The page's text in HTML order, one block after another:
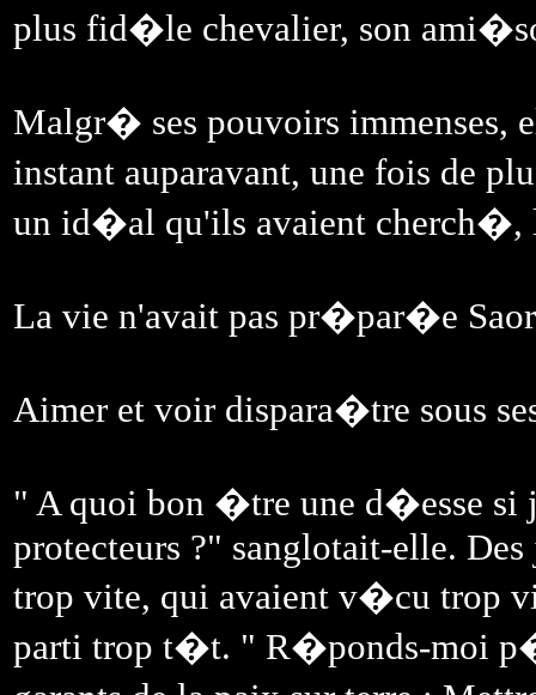
plus fid�le chevalier, son
Malgr� ses pouvoirs immenses,
instant auparavant, une fois de
un id�al qu'ils avaient cherch�,
La vie n'avait pas pr�par�e
Aimer et voir dispara�tre sous
" A quoi bon �tre une d�esse si
protecteurs ?" sanglotait-elle.
trop vite, qui avaient v�cu trop
parti trop t�t. " R�ponds-moi